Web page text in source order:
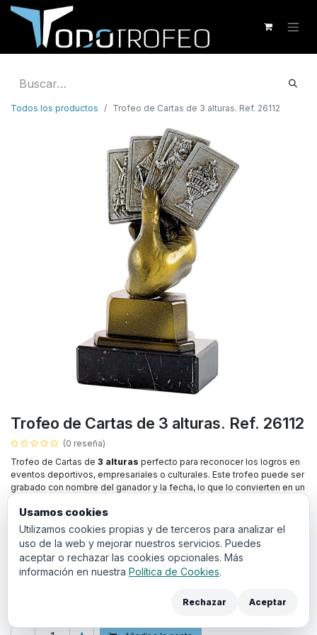
Todos los productos Trofeo de Cartas de 3 alturas. Ref. 26112
Trofeo de Cartas de 3 alturas. Ref. 26112
(0 reseña)
Trofeo de Cartas de 3 alturas perfecto para reconocer los logros en
eventos deportivos, empresariales o culturales. Este trofeo puede ser
grabado con nombre del ganador y la fecha, lo que lo convierten en un
12,75€ IVA incluido
ALTURA
Usamos cookies
Utilizamos cookies propias y de terceros para analizar el
uso de la web y mejorar nuestros servicios. Puedes
aceptar o rechazar las cookies opcionales. Más
información en nuestra Política de Cookies.
Rechazar Aceptar